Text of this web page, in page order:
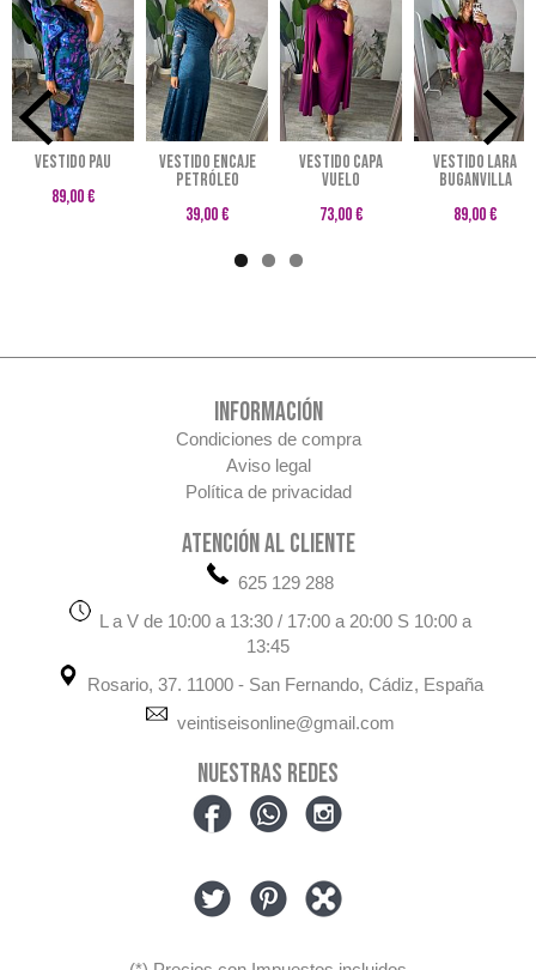
VESTIDO PAU
89,00 €
Vestido encaje
petróleo
39,00 €
Vestido capa
Vuelo
73,00 €
VESTIDO LARA
BUGANVILLA
89,00 €
INFORMACIÓN
Condiciones de compra
Aviso legal
Política de privacidad
ATENCIÓN AL CLIENTE
625 129 288
L a V de 10:00 a 13:30 / 17:00 a 20:00 S 10:00 a
13:45
Rosario, 37. 11000 - San Fernando, Cádiz, España
veintiseisonline@gmail.com
NUESTRAS REDES